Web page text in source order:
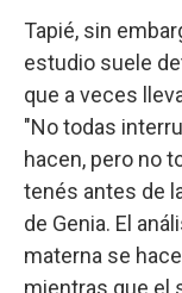
Tapié, sin
estudio suele
que a veces
"No todas
hacen, pero no
tenés antes de
de Genia. El
materna se